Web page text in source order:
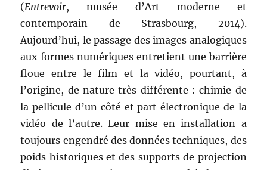
(Entrevoir, musée d’Art moderne et
contemporain de Strasbourg, 2014).
Aujourd’hui, le passage des images analogiques
aux formes numériques entretient une barrière
floue entre le film et la vidéo, pourtant, à
l’origine, de nature très différente : chimie de
la pellicule d’un côté et part électronique de la
vidéo de l’autre. Leur mise en installation a
toujours engendré des données techniques, des
poids historiques et des supports de projection